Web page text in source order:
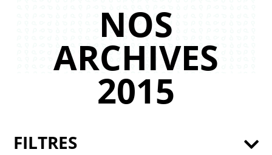
NOS
ARCHIVES
2015
FILTRES